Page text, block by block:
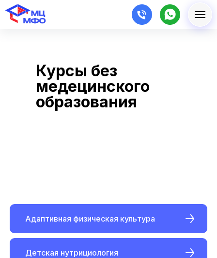
Курсы без
медецинского
образования
Адаптивная физическая культура
Детская нутрициология